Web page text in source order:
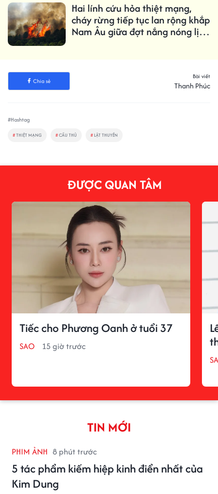
Hai lính cứu hỏa thiệt mạng,
cháy rừng tiếp tục lan rộng khắp
Nam Âu giữa đợt nắng nóng lịch
Chia sẻ
Bài viết
Thanh Phúc
#Hashtag
#THIỆT MẠNG #CẦU THỦ # LẬT THUYỀN
ĐƯỢC QUAN TÂM
Tiếc cho Phương Oanh ở tuổi 37
SAO 15 giờ trước
TIN MỚI
PHIM ẢNH 8 phút trước
5 tác phẩm kiếm hiệp kinh điển nhất của
Kim Dung